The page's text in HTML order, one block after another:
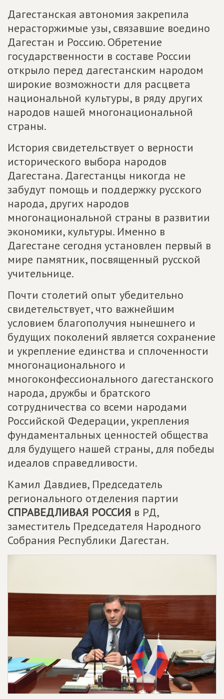
Дагестанская автономия закрепила
нерасторжимые узы, связавшие воедино
Дагестан и Россию. Обретение
государственности в составе России
открыло перед дагестанским народом
широкие возможности для расцвета
национальной культуры, в ряду других
народов нашей многонациональной
страны.
История свидетельствует о верности
исторического выбора народов
Дагестана. Дагестанцы никогда не
забудут помощь и поддержку русского
народа, других народов
многонациональной страны в развитии
экономики, культуры. Именно в
Дагестане сегодня установлен первый в
мире памятник, посвященный русской
учительнице.
Почти столетий опыт убедительно
свидетельствует, что важнейшим
условием благополучия нынешнего и
будущих поколений является сохранение
и укрепление единства и сплоченности
многонационального и
многоконфессионального дагестанского
народа, дружбы и братского
сотрудничества со всеми народами
Российской Федерации, укрепления
фундаментальных ценностей общества
для будущего нашей страны, для победы
идеалов справедливости.
Камил Давдиев, Председатель
регионального отделения партии
СПРАВЕДЛИВАЯ РОССИЯ в РД,
заместитель Председателя Народного
Собрания Республики Дагестан.